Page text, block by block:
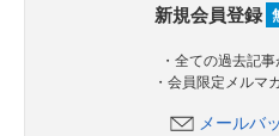
新規会員登録
・全ての過去記
・会員限定メルマ
メールバ